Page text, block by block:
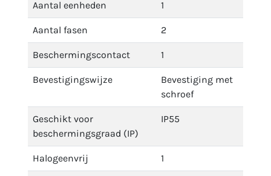
Aantal eenheden 1
Aantal fasen 2
Beschermingscontact 1
Bevestigingswijze
Bevestiging met
schroef
Geschikt voor
beschermingsgraad (IP)
IP55
Halogeenvrij 1